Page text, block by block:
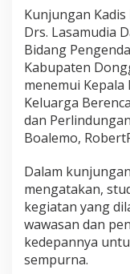
Kunjungan
Drs. Lasamudia
Bidang
Kabupaten
menemui
Keluarga
dan
Boalemo,
Dalam
mengatakan,
kegiatan yang
wawasan dan
kedepannya
sempurna.